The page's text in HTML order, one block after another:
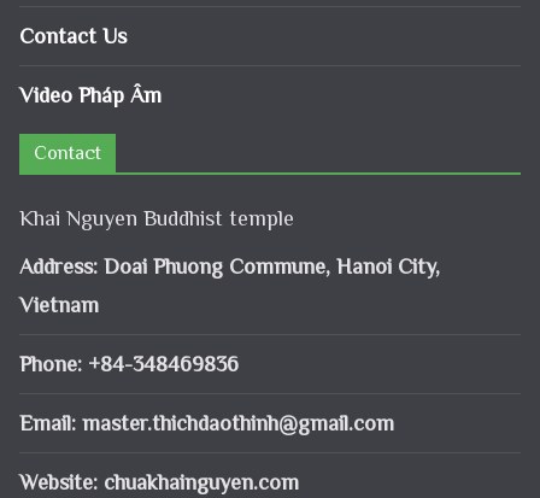
Contact Us
Video Pháp Âm
Contact
Khai Nguyen Buddhist temple
Address: Doai Phuong Commune, Hanoi City,
Vietnam
Phone: +84-348469836
Email: master.thichdaothinh@gmail.com
Website: chuakhainguyen.com